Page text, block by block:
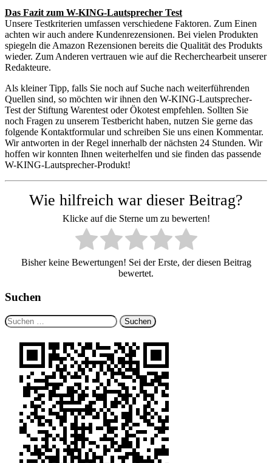
Das Fazit zum W-KING-Lautsprecher Test
Unsere Testkriterien umfassen verschiedene Faktoren. Zum Einen
achten wir auch andere Kundenrezensionen. Bei vielen Produkten
spiegeln die Amazon Rezensionen bereits die Qualität des Produkts
wieder. Zum Anderen vertrauen wie auf die Recherchearbeit unserer
Redakteure.
Als kleiner Tipp, falls Sie noch auf Suche nach weiterführenden
Quellen sind, so möchten wir ihnen den W-KING-Lautsprecher-
Test der Stiftung Warentest oder Ökotest empfehlen. Sollten Sie
noch Fragen zu unserem Testbericht haben, nutzen Sie gerne das
folgende Kontaktformular und schreiben Sie uns einen Kommentar.
Wir antworten in der Regel innerhalb der nächsten 24 Stunden. Wir
hoffen wir konnten Ihnen weiterhelfen und sie finden das passende
W-KING-Lautsprecher-Produkt!
Wie hilfreich war dieser Beitrag?
Klicke auf die Sterne um zu bewerten!
Bisher keine Bewertungen! Sei der Erste, der diesen Beitrag
bewertet.
Suchen
Suchen
nach: